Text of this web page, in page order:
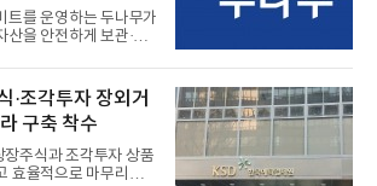
트를 운영하는 두나무가
산을 안전하게 보관·관
·조각투자 장외거
구축 착수
주식과 조각투자 상품
효율적으로 마무리하기